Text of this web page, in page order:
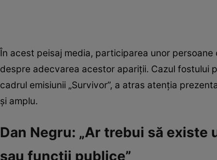
În acest peisaj media, participarea unor
despre adecvarea acestor apariții. Cazul fostului
cadrul emisiunii „Survivor”, a atras atenția
și amplu.
Dan Negru: „Ar trebui să
sau funcții publice”